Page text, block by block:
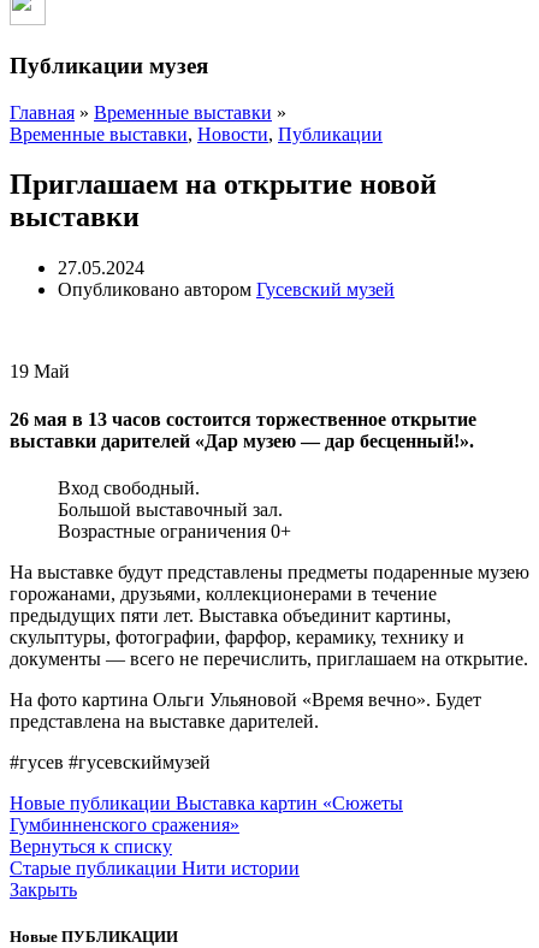
Публикации музея
Главная » Временные выставки »
Временные выставки, Новости, Публикации
Приглашаем на открытие новой
выставки
27.05.2024
Опубликовано автором Гусевский музей
19 Май
26 мая в 13 часов состоится торжественное открытие
выставки дарителей «Дар музею — дар бесценный!».
Вход свободный.
Большой выставочный зал.
Возрастные ограничения 0+
На выставке будут представлены предметы подаренные музею
горожанами, друзьями, коллекционерами в течение
предыдущих пяти лет. Выставка объединит картины,
скульптуры, фотографии, фарфор, керамику, технику и
документы — всего не перечислить, приглашаем на открытие.
На фото картина Ольги Ульяновой «Время вечно». Будет
представлена на выставке дарителей.
#гусев #гусевскиймузей
Новые публикации Выставка картин «Сюжеты
Гумбинненского сражения»
Вернуться к списку
Старые публикации Нити истории
Закрыть
Новые ПУБЛИКАЦИИ